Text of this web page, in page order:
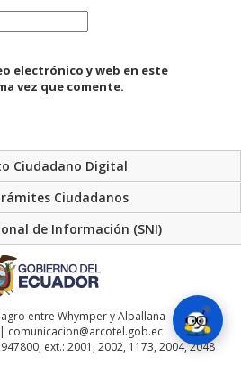
electrónico y web en este
vez que comente.
Ciudadano Digital
Ciudadanos
de Información (SNI)
entre Whymper y Alpallana
comunicacion@arcotel.gob.ec
ext.: 2001, 2002, 1173, 2004, 2048